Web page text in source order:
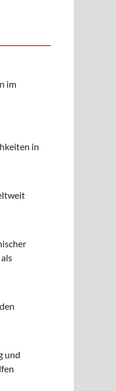
im
in
und